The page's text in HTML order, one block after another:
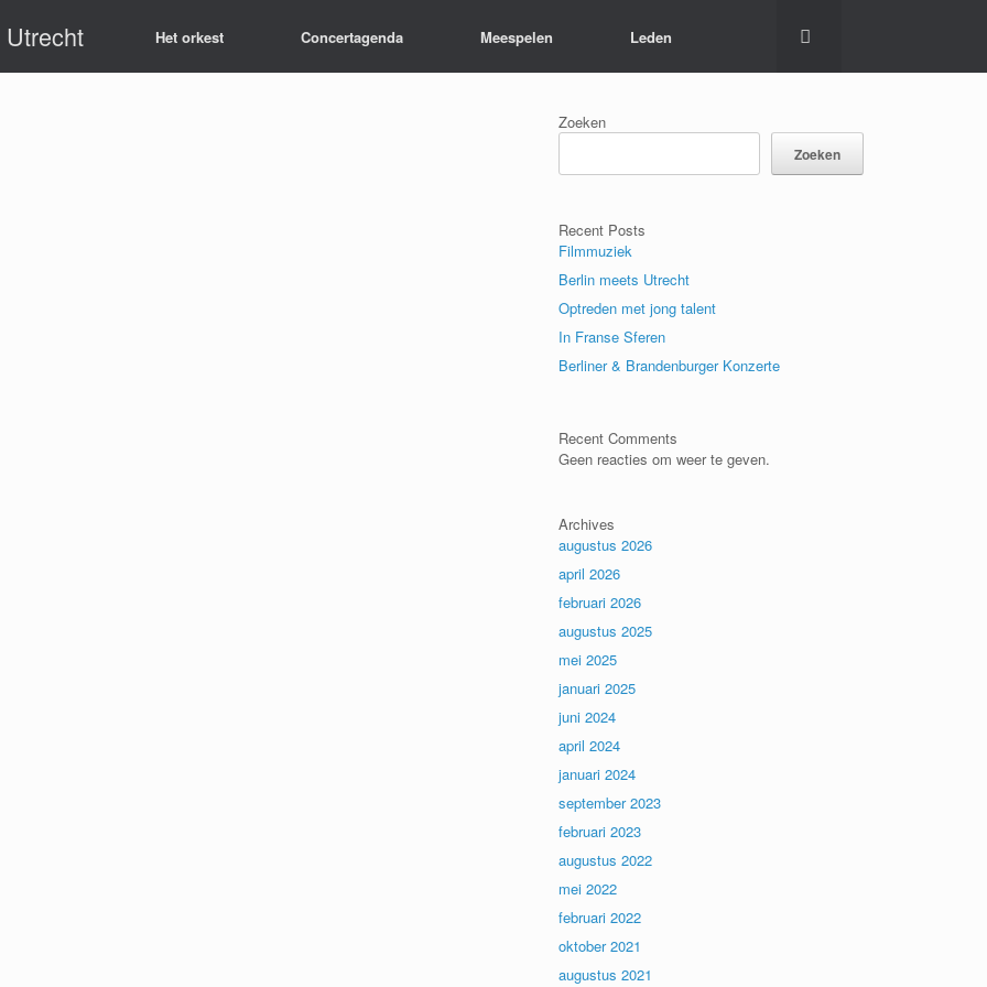
Het orkest Concertagenda Meespelen Leden
Zoeken
Zoeken
Recent Posts
Filmmuziek
Berlin meets Utrecht
Optreden met jong talent
In Franse Sferen
Berliner & Brandenburger Konzerte
Recent Comments
Geen reacties om weer te geven.
Archives
augustus 2026
april 2026
februari 2026
augustus 2025
mei 2025
januari 2025
juni 2024
april 2024
januari 2024
september 2023
februari 2023
augustus 2022
mei 2022
februari 2022
oktober 2021
augustus 2021